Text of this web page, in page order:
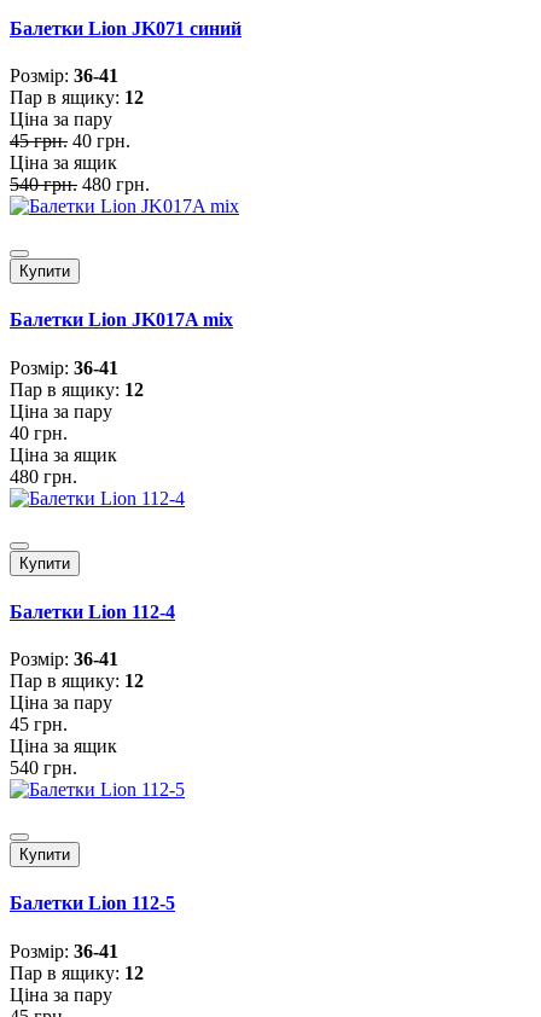
Балетки Lion JK071 синий
Розмiр: 36-41
Пар в ящику: 12
Ціна за пару
45 грн. 40 грн.
Ціна за ящик
540 грн. 480 грн.
Купити
Балетки Lion JK017A mix
Розмiр: 36-41
Пар в ящику: 12
Ціна за пару
40 грн.
Ціна за ящик
480 грн.
Купити
Балетки Lion 112-4
Розмiр: 36-41
Пар в ящику: 12
Ціна за пару
45 грн.
Ціна за ящик
540 грн.
Купити
Балетки Lion 112-5
Розмiр: 36-41
Пар в ящику: 12
Ціна за пару